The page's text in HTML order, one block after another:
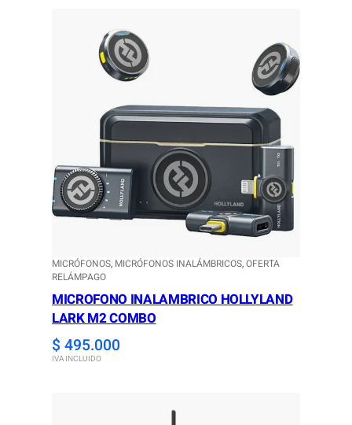
MICRÓFONOS, MICRÓFONOS INALÁMBRICOS, OFERTA
RELÁMPAGO
MICROFONO INALAMBRICO HOLLYLAND
LARK M2 COMBO
$ 495.000
IVA INCLUIDO